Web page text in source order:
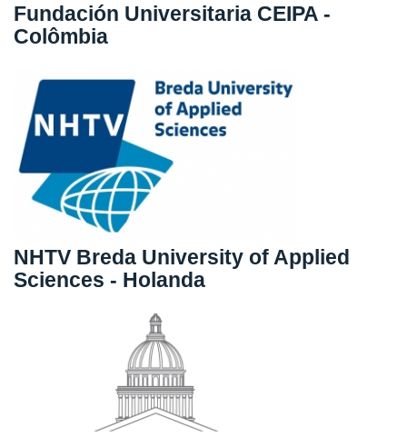
Fundación Universitaria CEIPA -
Colômbia
NHTV Breda University of Applied
Sciences - Holanda